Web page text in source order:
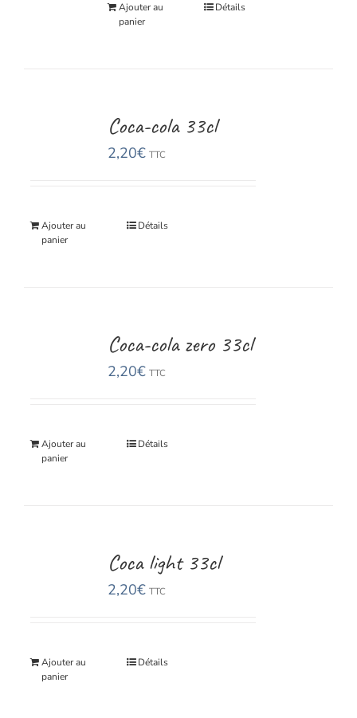
Ajouter au
panier
Détails
Coca-cola 33cl
2,20€ TTC
Ajouter au
panier
Détails
Coca-cola zero 33cl
2,20€ TTC
Ajouter au
panier
Détails
Coca light 33cl
2,20€ TTC
Ajouter au
panier
Détails